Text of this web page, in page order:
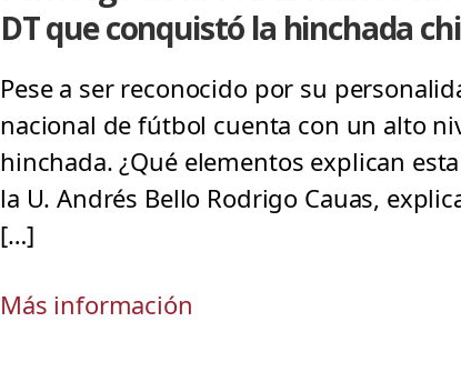
DT que conquistó la hinchada
Pese a ser reconocido por su
nacional de fútbol cuenta con un alto
hinchada. ¿Qué elementos explican
la U. Andrés Bello Rodrigo Cauas,
[…]
Más información